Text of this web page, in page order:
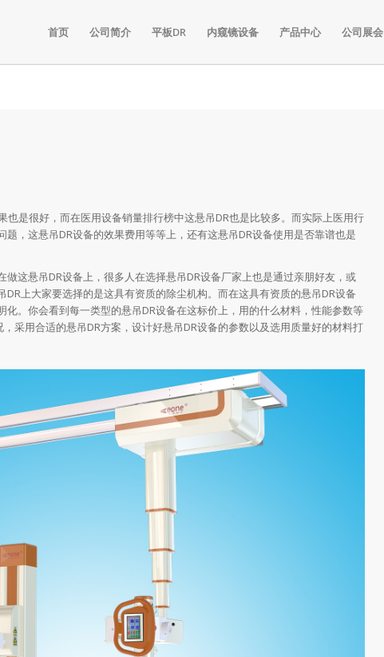
首页 公司简介 平板DR 内窥镜设备 产品中心 公司展会
是很好，而在医用设备销量排行榜中这悬吊DR也是比较多。而实际上医用行
，这悬吊DR设备的效果费用等等上，还有这悬吊DR设备使用是否靠谱也是
悬吊DR设备上，很多人在选择悬吊DR设备厂家上也是通过亲朋好友，或
上大家要选择的是这具有资质的除尘机构。而在这具有资质的悬吊DR设备
。你会看到每一类型的悬吊DR设备在这标价上，用的什么材料，性能参数等
采用合适的悬吊DR方案，设计好悬吊DR设备的参数以及选用质量好的材料打